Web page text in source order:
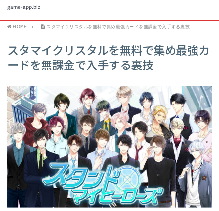
game-app.biz
HOME スタマイクリスタルを無料で集め最強カードを無課金で入手する裏技
スタマイクリスタルを無料で集め最強カ
ードを無課金で入手する裏技